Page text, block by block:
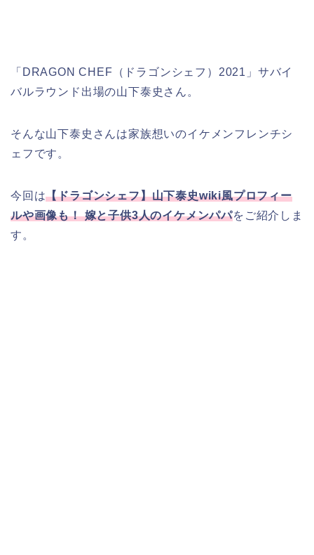
「DRAGON CHEF（ドラゴンシェフ）2021」サバイ
バルラウンド出場の山下泰史さん。
そんな山下泰史さんは家族想いのイケメンフレンチシ
ェフです。
今回は【ドラゴンシェフ】山下泰史wiki風プロフィー
ルや画像も！ 嫁と子供3人のイケメンパパをご紹介しま
す。